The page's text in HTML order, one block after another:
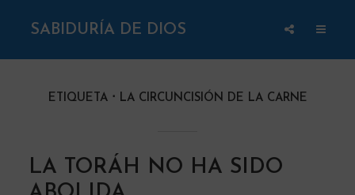
SABIDURÍA DE DIOS
ETIQUETA LA CIRCUNCISIÓN DE LA CARNE
LA TORÁH NO HA SIDO